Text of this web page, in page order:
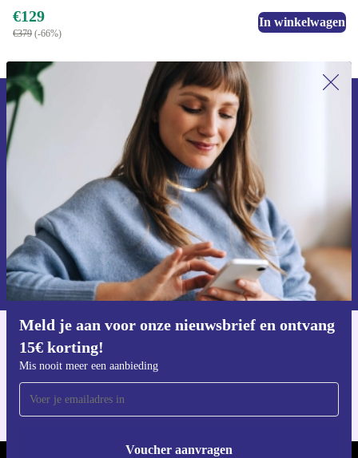
€129
€379 (-66%)
In winkelwagen
Meld je aan voor onze nieuwsbrief en ontvang
15€ korting!
Mis nooit meer een aanbieding
Voucher aanvragen
Meld je aan voor onze nieuwsbrief en
ontvang €15 korting!
Mis nooit meer een aanbieding.
Voucher aanvragen
Informatie over het gebruik van persoonsgegevens vind je in ons
privacybeleid.
Voor iOS en Android